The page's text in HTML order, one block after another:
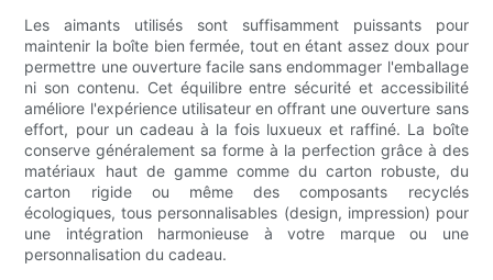
Les aimants utilisés sont suffisamment puissants pour
maintenir la boîte bien fermée, tout en étant assez doux pour
permettre une ouverture facile sans endommager l'emballage
ni son contenu. Cet équilibre entre sécurité et accessibilité
améliore l'expérience utilisateur en offrant une ouverture sans
effort, pour un cadeau à la fois luxueux et raffiné. La boîte
conserve généralement sa forme à la perfection grâce à des
matériaux haut de gamme comme du carton robuste, du
carton rigide ou même des composants recyclés
écologiques, tous personnalisables (design, impression) pour
une intégration harmonieuse à votre marque ou une
personnalisation du cadeau.